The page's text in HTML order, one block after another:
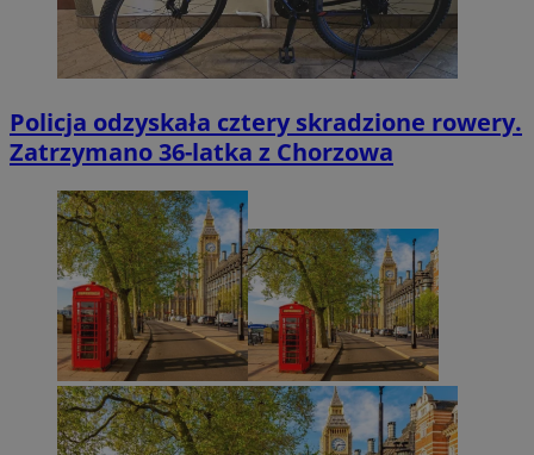
Policja odzyskała cztery skradzione rowery.
Zatrzymano 36-latka z Chorzowa